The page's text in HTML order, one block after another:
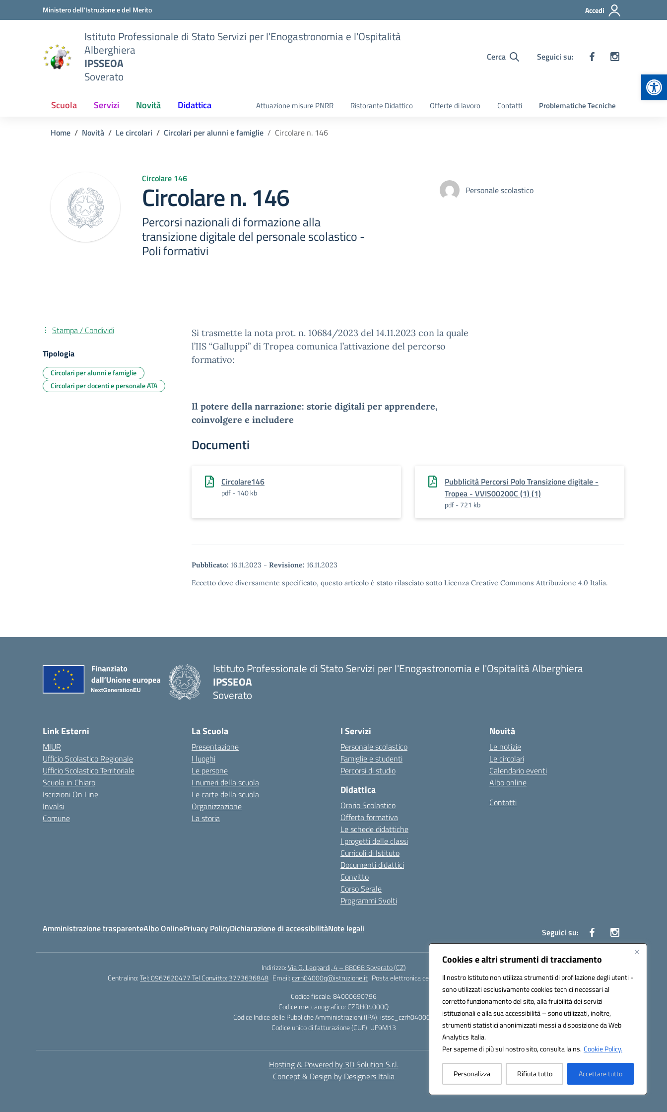
Cookies e altri strumenti di tracciamento
Il nostro Istituto non utilizza strumenti di profilazione degli utenti -
sono utilizzati esclusivamente cookies tecnici necessari al
corretto funzionamento del sito, alla fruibilità dei servizi
istituzionali e alla sua accessibilità – sono utilizzati, inoltre,
strumenti statistici anonimizzati messi a disposizione da Web
Analytics Italia.
Per saperne di più sul nostro sito, consulta la ns.Cookie Policy.
Personalizza Rifiuta tutto Accettare tutto
Vai ai contenuti
Vai al menu di navigazioneMinistero dell'Istruzione e del Merito Accedi
Istituto Professionale di Stato Servizi per l'Enogastronomia e l'Ospitalità
Alberghiera
IPSSEOA
Soverato
Cerca Seguici su:
Scuola Servizi Novità Didattica Attuazione misure PNRR Ristorante Didattico Offerte di lavoro Contatti Problematiche Tecniche
Home Novità Le circolari Circolari per alunni e famiglie Circolare n. 146
Circolare 146
Circolare n. 146
Percorsi nazionali di formazione alla
transizione digitale del personale scolastico -
Poli formativi
Personale scolastico
Si trasmette la nota prot. n. 10684/2023 del 14.11.2023 con la quale
l’IIS “Galluppi” di Tropea comunica l’attivazione del percorso
formativo:
Il potere della narrazione: storie digitali per apprendere,
coinvolgere e includere
Documenti
Circolare146
pdf - 140 kb
Pubblicità Percorsi Polo Transizione digitale -
Tropea - VVIS00200C (1) (1)
pdf - 721 kb
Pubblicato: 16.11.2023 - Revisione: 16.11.2023
Eccetto dove diversamente specificato, questo articolo è stato rilasciato sotto Licenza Creative Commons Attribuzione 4.0 Italia.
Stampa / Condividi
Tipologia
Circolari per alunni e famiglie
Circolari per docenti e personale ATA
Istituto Professionale di Stato Servizi per l'Enogastronomia e l'Ospitalità Alberghiera
IPSSEOA
Soverato
Link Esterni
MIUR
Ufficio Scolastico Regionale
Ufficio Scolastico Territoriale
Scuola in Chiaro
Iscrizioni On Line
Invalsi
Comune
La Scuola
Presentazione
I luoghi
Le persone
I numeri della scuola
Le carte della scuola
Organizzazione
La storia
I Servizi
Personale scolastico
Famiglie e studenti
Percorsi di studio
Didattica
Orario Scolastico
Offerta formativa
Le schede didattiche
I progetti delle classi
Curricoli di Istituto
Documenti didattici
Convitto
Corso Serale
Programmi Svolti
Novità
Le notizie
Le circolari
Calendario eventi
Albo online
Contatti
Amministrazione trasparenteAlbo OnlinePrivacy PolicyDichiarazione di accessibilitàNote legali Seguici su:
Indirizzo:Via G. Leopardi, 4 – 88068 Soverato (CZ)
Centralino:Tel: 0967620477 Tel Convitto: 3773636848 Email:czrh04000q@istruzione.it Posta elettronica certificata (PEC):czrh04000q@pec.istruzione.it
Codice fiscale: 84000690796
Codice meccanografico: CZRH04000Q
Codice Indice delle Pubbliche Amministrazioni (IPA): istsc_czrh04000q
Codice unico di fatturazione (CUF): UF9M13
Hosting & Powered by 3D Solution S.r.l.
Concept & Design by Designers Italia